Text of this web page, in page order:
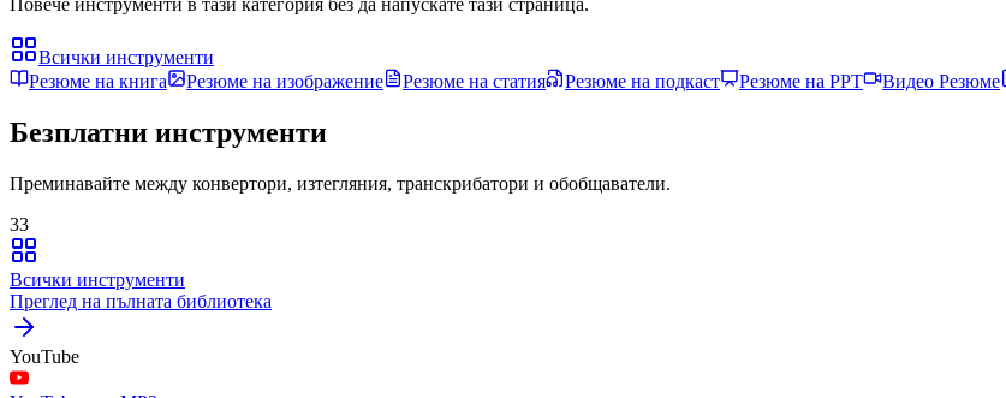
Всички инструменти
Резюме на книга
Резюме на изображение Резюме на статия Резюме на подкаст Резюме на PPT Видео Резюме
Безплатни инструменти
Преминавайте между конвертори, изтегляния, транскрибатори и обобщаватели.
33
Всички инструменти
Преглед на пълната библиотека
YouTube